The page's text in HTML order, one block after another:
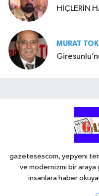
HİÇLERİN
MURAT
gazetesescom, yepyeni
ve modernizmi bir araya
insanlara haber